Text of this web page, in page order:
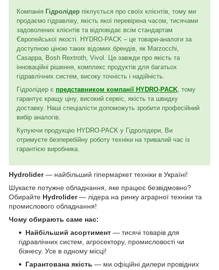
Компанія Гідролідер піклується про своїх клієнтів, тому ми
продаємо гідравліку, якість якої перевірена часом, тисячами
задоволених клієнтів та відповідає всім стандартам
Європейської якості. HYDRO-PACK – це товари-аналоги за
доступною ціною таких відомих брендів, як Marzocchi,
Casappa, Bosh Rextroth, Vivol. Це завжди про якість та
інноваційні рішення, комплекс продуктів для багатьох
гідравлічних систем, високу точність і надійність.
Гідролідер є представником компанії HYDRO-PACK, тому
гарантує кращу ціну, високий сервіс, якість та швидку
доставку. Наші спеціалісти допоможуть зробити професійний
вибір аналогів.
Купуючи продукцію HYDRO-PACK у Гідролідери, Ви
отримуєте безперебійну роботу техніки на тривалий час із
гарантією виробника.
Hydrolider— найбільший гіпермаркет техніки в Україні!
Шукаєте потужне обладнання, яке працює безвідмовно?
Обирайте Hydrolider— лідера на ринку аграрної техніки та
промислового обладнання!
Чому обирають саме нас:
Найбільший асортимент — тисячі товарів для
гідравлічних систем, агросектору, промисловості чи
бізнесу. Усе в одному місці!
Гарантована якість — ми офіційні дилери провідних